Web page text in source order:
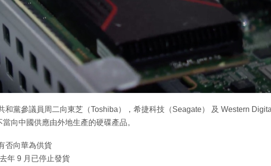
和黨參議員周二向東芝（Toshiba），希捷科技（Seagate） 及 Western
向中國供應由外地生產的硬碟產品。
否向華為供貨
年 9 月已停止發貨